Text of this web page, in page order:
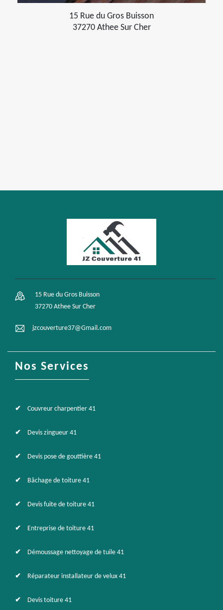
15 Rue du Gros Buisson
37270 Athee Sur Cher
15 Rue du Gros Buisson
37270 Athee Sur Cher
jzcouverture37@Gmail.com
Nos Services
Couvreur charpentier 41
Devis zingueur 41
Devis pose de gouttière 41
Bâchage de toiture 41
Devis fuite de toiture 41
Entreprise de toiture 41
Démoussage nettoyage de tuile 41
Réparateur installateur de velux 41
Devis toiture 41